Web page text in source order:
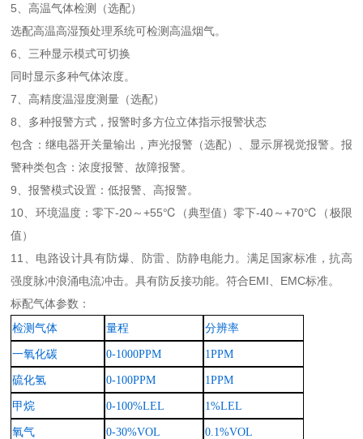
5、高温气体检测（选配）
选配高温高湿预处理系统可检测高温烟气。
6、三种显示模式可切换
同时显示多种气体浓度。
7、高精度温湿度测量（选配）
8、多种报警方式，报警时多方位立体指示报警状态
包含：继电器开关量输出，声光报警（选配）、显示屏视觉报警。报
警种类包含：浓度报警、故障报警。
9、报警模式设置：低报警、高报警。
10、 环境温度：零下-20～+55℃（典型值）零下-40～+70℃（极限
值）
11、 电路设计具有防爆、防雷、防静电能力。满足国家标准，抗高
强度脉冲浪涌电流冲击。具有防反接功能。符合EMI、EMC标准。
标配气体参数：
检测气体 量程 分辨率
一氧化碳 0-1000PPM 1PPM
硫化氢 0-100PPM 1PPM
甲烷 0-100%LEL 1%LEL
氧气 0-30%VOL 0.1%VOL